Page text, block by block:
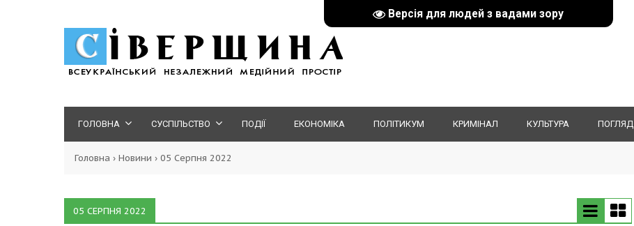
Версія для людей з вадами зору
ГОЛОВНА СУСПІЛЬСТВО ПОДІЇ ЕКОНОМІКА ПОЛІТИКУМ КРИМІНАЛ КУЛЬТУРА ПОГЛЯД
Головна › Новини › 05 Серпня 2022
05 СЕРПНЯ 2022